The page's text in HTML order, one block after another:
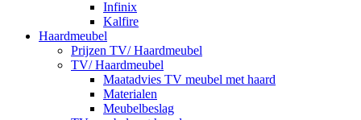
Infinix
Kalfire
Haardmeubel
Prijzen TV/ Haardmeubel
TV/ Haardmeubel
Maatadvies TV meubel met haard
Materialen
Meubelbeslag